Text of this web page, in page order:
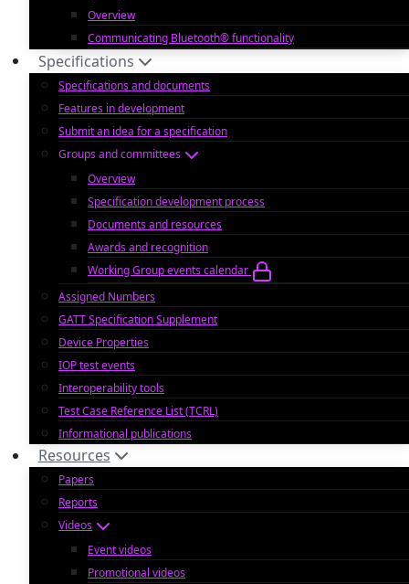
Overview
Communicating Bluetooth® functionality
Specifications
Specifications and documents
Features in development
Submit an idea for a specification
Groups and committees
Overview
Specification development process
Documents and resources
Awards and recognition
Working Group events calendar
Assigned Numbers
GATT Specification Supplement
Device Properties
IOP test events
Interoperability tools
Test Case Reference List (TCRL)
Informational publications
Resources
Papers
Reports
Videos
Event videos
Promotional videos